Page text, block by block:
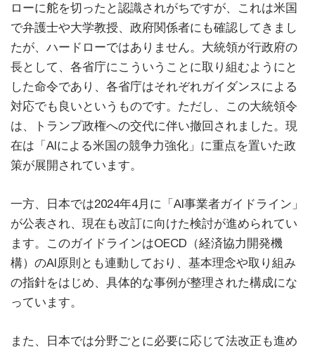
ローに舵を切ったと認識されがちですが、これは米国
で弁護士や大学教授、政府関係者にも確認してきまし
たが、ハードローではありません。大統領が行政府の
長として、各省庁にこういうことに取り組むようにと
した命令であり、各省庁はそれぞれガイダンスによる
対応でも良いというものです。ただし、この大統領令
は、トランプ政権への交代に伴い撤回されました。現
在は「AIによる米国の競争力強化」に重点を置いた政
策が展開されています。
一方、日本では2024年4月に「AI事業者ガイドライン」
が公表され、現在も改訂に向けた検討が進められてい
ます。このガイドラインはOECD（経済協力開発機
構）のAI原則とも連動しており、基本理念や取り組み
の指針をはじめ、具体的な事例が整理された構成にな
っています。
また、日本では分野ごとに必要に応じて法改正も進め